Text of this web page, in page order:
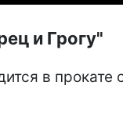
и Грогу"
в прокате